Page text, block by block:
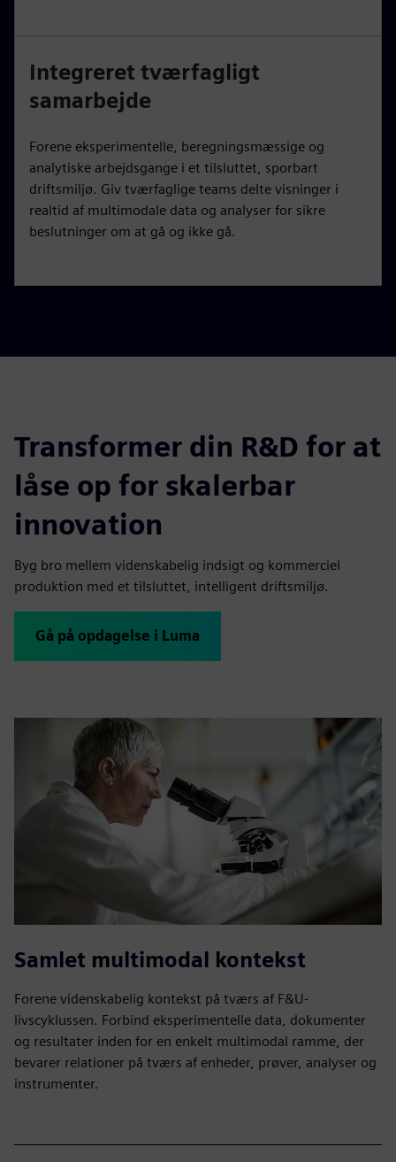
Integreret tværfagligt
samarbejde
Forene eksperimentelle, beregningsmæssige og
analytiske arbejdsgange i et tilsluttet, sporbart
driftsmiljø. Giv tværfaglige teams delte visninger i
realtid af multimodale data og analyser for sikre
beslutninger om at gå og ikke gå.
Transformer din R&D for at
låse op for skalerbar
innovation
Byg bro mellem videnskabelig indsigt og kommerciel
produktion med et tilsluttet, intelligent driftsmiljø.
Gå på opdagelse i Luma
Samlet multimodal kontekst
Forene videnskabelig kontekst på tværs af F&U-
livscyklussen. Forbind eksperimentelle data, dokumenter
og resultater inden for en enkelt multimodal ramme, der
bevarer relationer på tværs af enheder, prøver, analyser og
instrumenter.